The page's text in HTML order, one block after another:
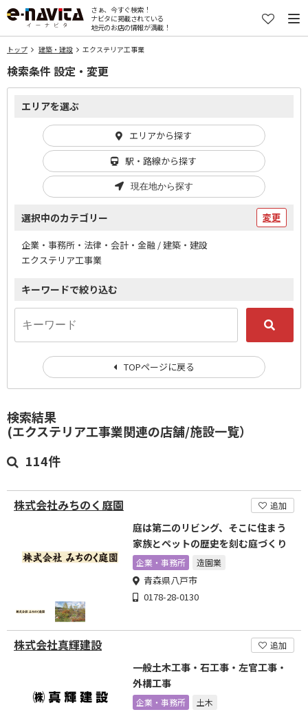
さぁ、今すぐ検索！
ナビタに掲載されている
地元のお店の情報が満載！
トップ 建築・建設 エクステリア工事業
検索結果
(エクステリア工事業関連の店舗/施設一覧）
114件
株式会社みちのく庭園 追加
庭は第二のリビング、そこに住まう
家族とペットの歴史を刻む庭づくり
企業・事務所 造園業
青森県八戸市
0178-28-0130
株式会社真輝建設 追加
一般土木工事・石工事・左官工事・
外構工事
企業・事務所 土木
検索条件 設定・変更
エリアを選ぶ
エリアから探す
駅・路線から探す
現在地から探す
選択中のカテゴリー 変更
企業・事務所・法律・会計・金融 / 建築・建設
エクステリア工事業
キーワードで絞り込む
TOPページに戻る